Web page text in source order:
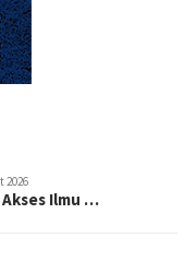
2026
Ilmu …